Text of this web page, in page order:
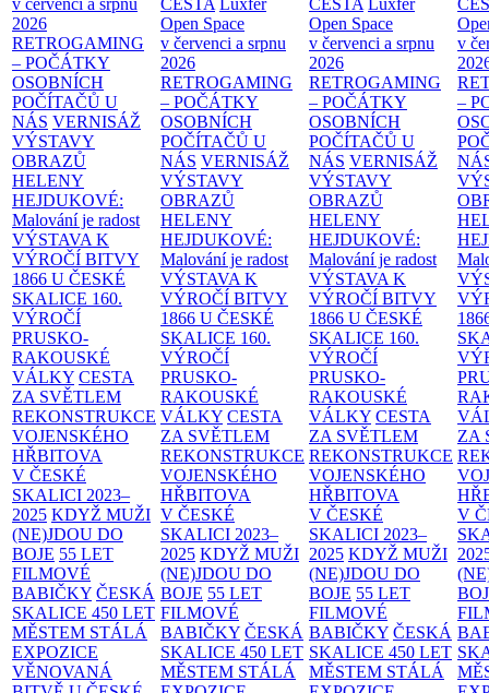
v červenci a srpnu
2026
RETROGAMING
– POČÁTKY
OSOBNÍCH
POČÍTAČŮ U
NÁS VERNISÁŽ
VÝSTAVY
OBRAZŮ
HELENY
HEJDUKOVÉ:
Malování je radost
VÝSTAVA K
VÝROČÍ BITVY
1866 U ČESKÉ
SKALICE 160.
VÝROČÍ
PRUSKO-
RAKOUSKÉ
VÁLKY CESTA
ZA SVĚTLEM
REKONSTRUKCE
VOJENSKÉHO
HŘBITOVA
V ČESKÉ
SKALICI 2023–
2025 KDYŽ MUŽI
(NE)JDOU DO
BOJE 55 LET
FILMOVÉ
BABIČKY ČESKÁ
SKALICE 450 LET
MĚSTEM STÁLÁ
EXPOZICE
VĚNOVANÁ
CESTA Luxfer
Open Space
v červenci a srpnu
2026
RETROGAMING
– POČÁTKY
OSOBNÍCH
POČÍTAČŮ U
NÁS VERNISÁŽ
VÝSTAVY
OBRAZŮ
HELENY
HEJDUKOVÉ:
Malování je radost
VÝSTAVA K
VÝROČÍ BITVY
1866 U ČESKÉ
SKALICE 160.
VÝROČÍ
PRUSKO-
RAKOUSKÉ
VÁLKY CESTA
ZA SVĚTLEM
REKONSTRUKCE
VOJENSKÉHO
HŘBITOVA
V ČESKÉ
SKALICI 2023–
2025 KDYŽ MUŽI
(NE)JDOU DO
BOJE 55 LET
FILMOVÉ
BABIČKY ČESKÁ
SKALICE 450 LET
MĚSTEM STÁLÁ
CESTA Luxfer
Open Space
v červenci a srpnu
2026
RETROGAMING
– POČÁTKY
OSOBNÍCH
POČÍTAČŮ U
NÁS VERNISÁŽ
VÝSTAVY
OBRAZŮ
HELENY
HEJDUKOVÉ:
Malování je radost
VÝSTAVA K
VÝROČÍ BITVY
1866 U ČESKÉ
SKALICE 160.
VÝROČÍ
PRUSKO-
RAKOUSKÉ
VÁLKY CESTA
ZA SVĚTLEM
REKONSTRUKCE
VOJENSKÉHO
HŘBITOVA
V ČESKÉ
SKALICI 2023–
2025 KDYŽ MUŽI
(NE)JDOU DO
BOJE 55 LET
FILMOVÉ
BABIČKY ČESKÁ
SKALICE 450 LET
MĚSTEM STÁLÁ
v
–
ZA
V